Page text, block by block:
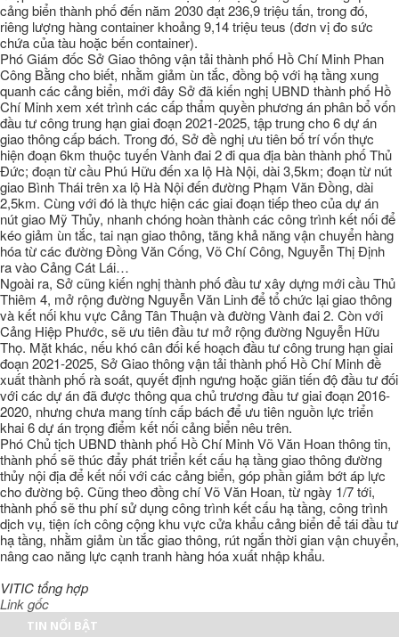
cảng biển thành phố đến năm 2030 đạt 236,9 triệu tấn, trong đó,
riêng lượng hàng container khoảng 9,14 triệu teus (đơn vị đo sức
chứa của tàu hoặc bến container).
Phó Giám đốc Sở Giao thông vận tải thành phố Hồ Chí Minh Phan
Công Bằng cho biết, nhằm giảm ùn tắc, đồng bộ với hạ tầng xung
quanh các cảng biển, mới đây Sở đã kiến nghị UBND thành phố Hồ
Chí Minh xem xét trình các cấp thẩm quyền phương án phân bổ vốn
đầu tư công trung hạn giai đoạn 2021-2025, tập trung cho 6 dự án
giao thông cấp bách. Trong đó, Sở đề nghị ưu tiên bố trí vốn thực
hiện đoạn 6km thuộc tuyến Vành đai 2 đi qua địa bàn thành phố Thủ
Đức; đoạn từ cầu Phú Hữu đến xa lộ Hà Nội, dài 3,5km; đoạn từ nút
giao Bình Thái trên xa lộ Hà Nội đến đường Phạm Văn Đồng, dài
2,5km. Cùng với đó là thực hiện các giai đoạn tiếp theo của dự án
nút giao Mỹ Thủy, nhanh chóng hoàn thành các công trình kết nối để
kéo giảm ùn tắc, tai nạn giao thông, tăng khả năng vận chuyển hàng
hóa từ các đường Đồng Văn Cống, Võ Chí Công, Nguyễn Thị Định
ra vào Cảng Cát Lái…
Ngoài ra, Sở cũng kiến nghị thành phố đầu tư xây dựng mới cầu Thủ
Thiêm 4, mở rộng đường Nguyễn Văn Linh để tổ chức lại giao thông
và kết nối khu vực Cảng Tân Thuận và đường Vành đai 2. Còn với
Cảng Hiệp Phước, sẽ ưu tiên đầu tư mở rộng đường Nguyễn Hữu
Thọ. Mặt khác, nếu khó cân đối kế hoạch đầu tư công trung hạn giai
đoạn 2021-2025, Sở Giao thông vận tải thành phố Hồ Chí Minh đề
xuất thành phố rà soát, quyết định ngưng hoặc giãn tiến độ đầu tư đối
với các dự án đã được thông qua chủ trương đầu tư giai đoạn 2016-
2020, nhưng chưa mang tính cấp bách để ưu tiên nguồn lực triển
khai 6 dự án trọng điểm kết nối cảng biển nêu trên.
Phó Chủ tịch UBND thành phố Hồ Chí Minh Võ Văn Hoan thông tin,
thành phố sẽ thúc đẩy phát triển kết cấu hạ tầng giao thông đường
thủy nội địa để kết nối với các cảng biển, góp phần giảm bớt áp lực
cho đường bộ. Cũng theo đồng chí Võ Văn Hoan, từ ngày 1/7 tới,
thành phố sẽ thu phí sử dụng công trình kết cấu hạ tầng, công trình
dịch vụ, tiện ích công cộng khu vực cửa khẩu cảng biển để tái đầu tư
hạ tầng, nhằm giảm ùn tắc giao thông, rút ngắn thời gian vận chuyển,
nâng cao năng lực cạnh tranh hàng hóa xuất nhập khẩu.
VITIC tổng hợp
Link gốc
TIN NỔI BẬT